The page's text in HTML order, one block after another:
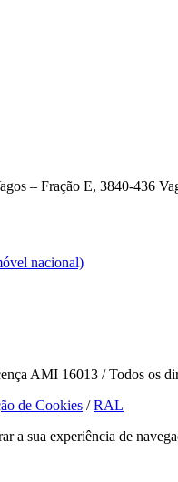
– Fração E, 3840-436
nacional)
AMI 16013 / Todos os
de Cookies /RAL
a sua experiência de